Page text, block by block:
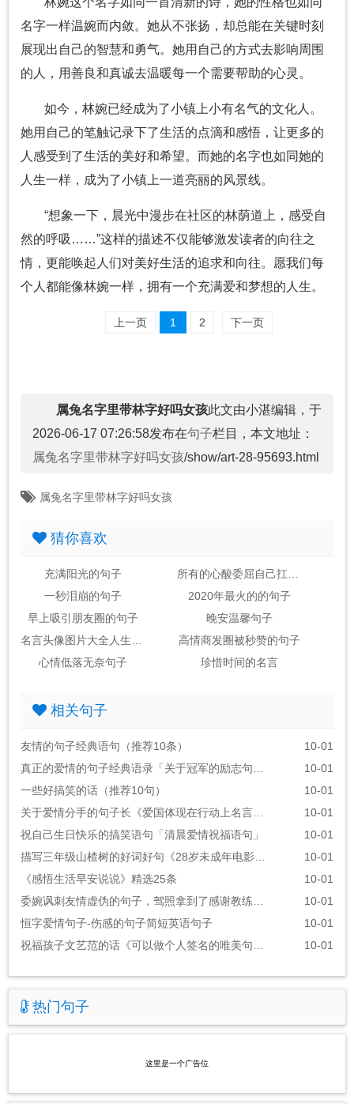
名字一样温婉而内敛。她从不张扬，却总能在关键时刻
展现出自己的智慧和勇气。她用自己的方式去影响周围
的人，用善良和真诚去温暖每一个需要帮助的心灵。
如今，林婉已经成为了小镇上小有名气的文化人。
她用自己的笔触记录下了生活的点滴和感悟，让更多的
人感受到了生活的美好和希望。而她的名字也如同她的
人生一样，成为了小镇上一道亮丽的风景线。
“想象一下，晨光中漫步在社区的林荫道上，感受自
然的呼吸……”这样的描述不仅能够激发读者的向往之
情，更能唤起人们对美好生活的追求和向往。愿我们每
个人都能像林婉一样，拥有一个充满爱和梦想的人生。
上一页 1 2 下一页
属兔名字里带林字好吗女孩此文由小湛编辑，于
2026-06-17 07:26:58发布在句子栏目，本文地址：
属兔名字里带林字好吗女孩/show/art-28-95693.html
属兔名字里带林字好吗女孩
猜你喜欢
充满阳光的句子
一秒泪崩的句子
2020年最火的的句子
早上吸引朋友圈的句子
晚安温馨句子
高情商发圈被秒赞的句子
心情低落无奈句子
珍惜时间的名言
相关句子
友情的句子经典语句（推荐10条）
10-01
10-01
一些好搞笑的话（推荐10句）
10-01
10-01
祝自己生日快乐的搞笑语句「清晨爱情祝福语句」
10-01
10-01
《感悟生活早安说说》精选25条
10-01
10-01
恒字爱情句子-伤感的句子简短英语句子
10-01
10-01
热门句子
这里是一个广告位